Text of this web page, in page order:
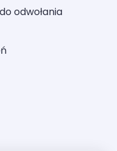
odwołania